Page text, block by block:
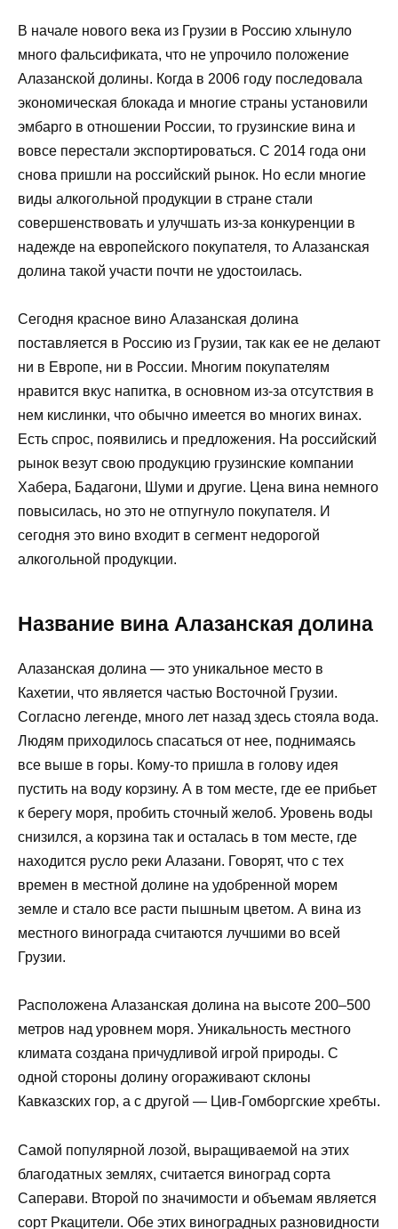
В начале нового века из Грузии в Россию хлынуло
много фальсификата, что не упрочило положение
Алазанской долины. Когда в 2006 году последовала
экономическая блокада и многие страны установили
эмбарго в отношении России, то грузинские вина и
вовсе перестали экспортироваться. С 2014 года они
снова пришли на российский рынок. Но если многие
виды алкогольной продукции в стране стали
совершенствовать и улучшать из-за конкуренции в
надежде на европейского покупателя, то Алазанская
долина такой участи почти не удостоилась.
Сегодня красное вино Алазанская долина
поставляется в Россию из Грузии, так как ее не делают
ни в Европе, ни в России. Многим покупателям
нравится вкус напитка, в основном из-за отсутствия в
нем кислинки, что обычно имеется во многих винах.
Есть спрос, появились и предложения. На российский
рынок везут свою продукцию грузинские компании
Хабера, Бадагони, Шуми и другие. Цена вина немного
повысилась, но это не отпугнуло покупателя. И
сегодня это вино входит в сегмент недорогой
алкогольной продукции.
Название вина Алазанская долина
Алазанская долина — это уникальное место в
Кахетии, что является частью Восточной Грузии.
Согласно легенде, много лет назад здесь стояла вода.
Людям приходилось спасаться от нее, поднимаясь
все выше в горы. Кому-то пришла в голову идея
пустить на воду корзину. А в том месте, где ее прибьет
к берегу моря, пробить сточный желоб. Уровень воды
снизился, а корзина так и осталась в том месте, где
находится русло реки Алазани. Говорят, что с тех
времен в местной долине на удобренной морем
земле и стало все расти пышным цветом. А вина из
местного винограда считаются лучшими во всей
Грузии.
Расположена Алазанская долина на высоте 200–500
метров над уровнем моря. Уникальность местного
климата создана причудливой игрой природы. С
одной стороны долину огораживают склоны
Кавказских гор, а с другой — Цив-Гомборгские хребты.
Самой популярной лозой, выращиваемой на этих
благодатных землях, считается виноград сорта
Саперави. Второй по значимости и объемам является
сорт Ркацители. Обе этих виноградных разновидности